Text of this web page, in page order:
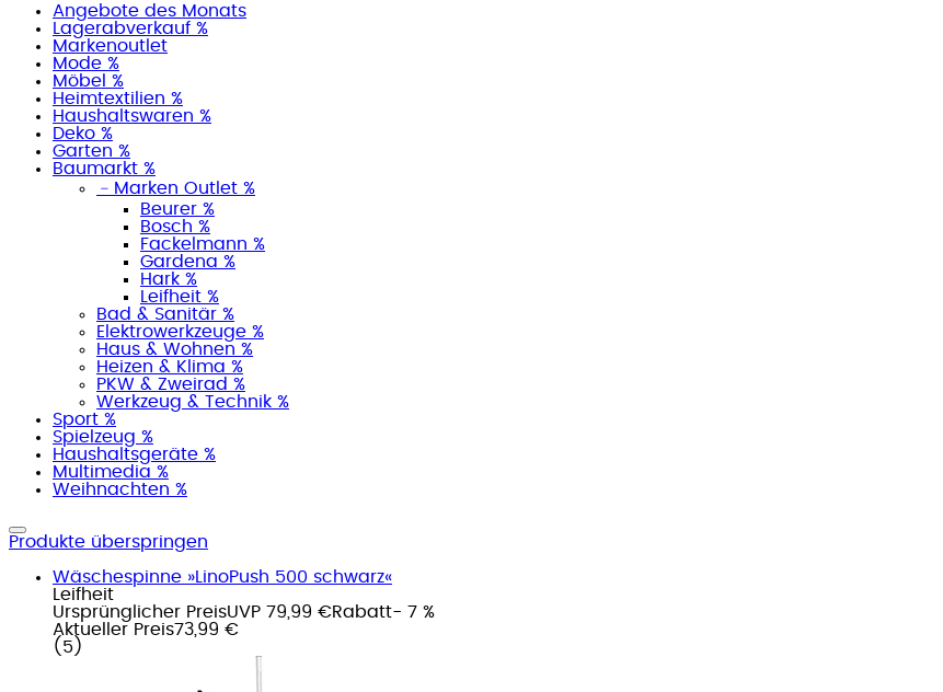
Angebote des Monats
Lagerabverkauf %
Markenoutlet
Mode %
Möbel %
Heimtextilien %
Haushaltswaren %
Deko %
Garten %
Baumarkt %
﹣ Marken Outlet %
Beurer %
Bosch %
Fackelmann %
Gardena %
Hark %
Leifheit %
Bad & Sanitär %
Elektrowerkzeuge %
Haus & Wohnen %
Heizen & Klima %
PKW & Zweirad %
Werkzeug & Technik %
Sport %
Spielzeug %
Haushaltsgeräte %
Multimedia %
Weihnachten %
Produkte überspringen
Wäschespinne »LinoPush 500 schwarz«
Leifheit
Ursprünglicher PreisUVP 79,99 €Rabatt- 7 %
Aktueller Preis73,99 €
( 5 )